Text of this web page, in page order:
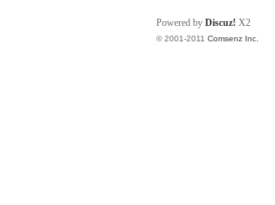
Powered by Discuz! X2
© 2001-2011 Comsenz Inc.